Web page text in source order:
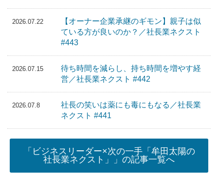
2026.07.22
【オーナー企業承継のギモン】親子は似
ている方が良いのか？／社長業ネクスト
#443
2026.07.15
待ち時間を減らし、持ち時間を増やす経
営／社長業ネクスト #442
2026.07.8
社長の笑いは薬にも毒にもなる／社長業
ネクスト #441
「ビジネスリーダー×次の一手「牟田太陽の
社長業ネクスト」」の記事一覧へ